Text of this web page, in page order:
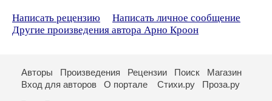
Написать рецензию
Написать личное сообщение
Другие произведения автора Арно Кроон
Авторы Произведения Рецензии Поиск
Магазин
Вход для авторов
О портале Стихи.ру Проза.ру